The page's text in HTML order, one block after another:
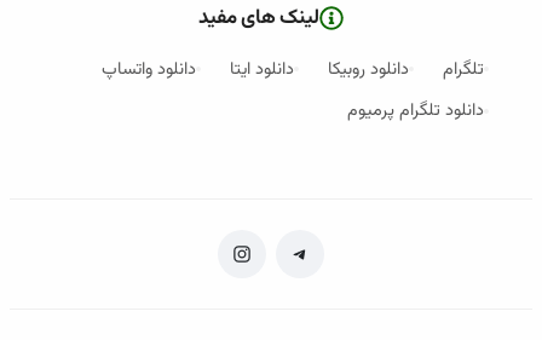
لینک های مفید
تلگرام دانلود روبیکا دانلود ایتا
دانلود واتساپ
دانلود تلگرام پرمیوم